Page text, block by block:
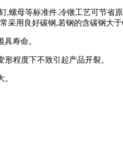
螺母等标准件.冷镦工艺可节省
用良好碳钢,若钢的含碳钢大
具寿命。
变形程度下不致引起产品开裂。